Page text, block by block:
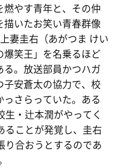
やす青年と、その仲
描いたお笑い青春群像
妻圭右（あがつま けい
爆笑王」を名乗るほど
る。放送部員かつハガ
子安蒼太の協力で、校
さらっていた。ある
・辻本潤がやってく
ることが発覚し、圭右
り合おうとするのであ